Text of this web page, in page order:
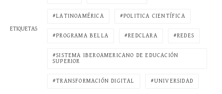
ETIQUETAS
LATINOAMÉRICA POLITICA CIENTÍFICA
PROGRAMA BELLA REDCLARA REDES
SISTEMA IBEROAMERICANO DE EDUCACIÓN
SUPERIOR
TRANSFORMACIÓN DIGITAL UNIVERSIDAD